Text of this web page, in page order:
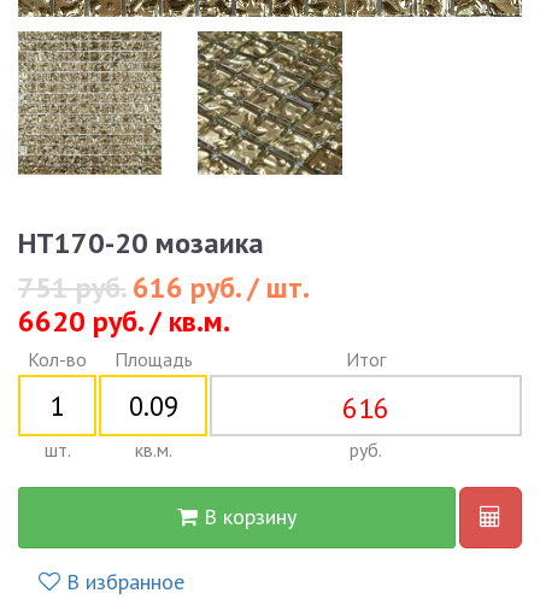
HT170-20 мозаика
751 руб.616 руб. / шт.
6620 руб. / кв.м.
Кол-во
шт.
Площадь
кв.м.
Итог
616
руб.
В корзину
В избранное